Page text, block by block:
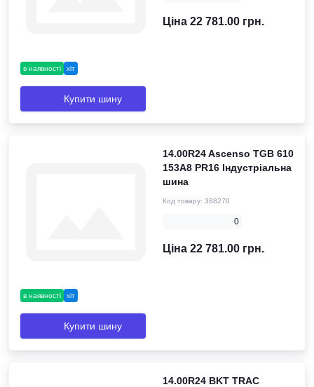
в наявності хіт
Ціна 22 781.00 грн.
Купити шину
в наявності хіт
14.00R24 Ascenso TGB 610
153A8 PR16 Індустріальна
шина
Код товару: 388270
0
Ціна 22 781.00 грн.
Купити шину
14.00R24 BKT TRAC